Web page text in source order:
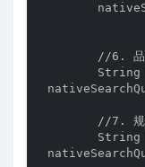
//6. 品
String
//7. 规
String